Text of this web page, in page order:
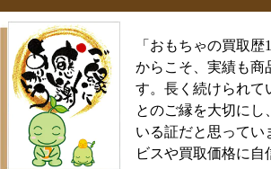
「おもちゃの買取
からこそ、実績も商
す。長く続けられて
とのご縁を大切にし
いる証だと思ってい
ビスや買取価格に自